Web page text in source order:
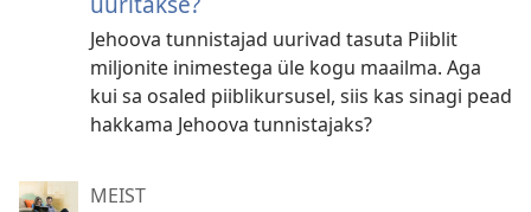
Jehoova tunnistajad uurivad tasuta Piiblit
miljonite inimestega üle kogu maailma. Aga
kui sa osaled piiblikursusel, siis kas sinagi pead
hakkama Jehoova tunnistajaks?
MEIST